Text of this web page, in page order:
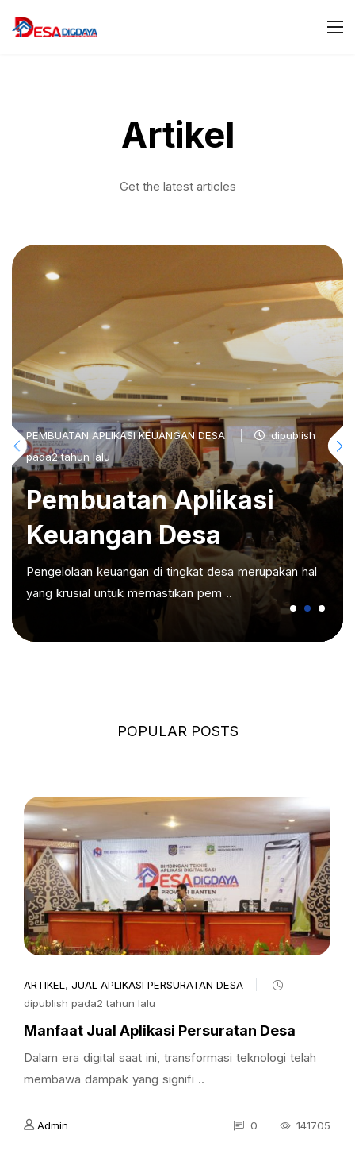
Artikel
Get the latest articles
PEMBUATAN APLIKASI KEUANGAN DESA
dipublish
pada2 tahun lalu
Pembuatan Aplikasi
Keuangan Desa
Pengelolaan keuangan di tingkat desa merupakan hal
yang krusial untuk memastikan pem ..
POPULAR POSTS
ARTIKEL , JUAL APLIKASI PERSURATAN DESA
dipublish pada2 tahun lalu
Manfaat Jual Aplikasi Persuratan Desa
Dalam era digital saat ini, transformasi teknologi telah
membawa dampak yang signifi ..
Admin 0 141705